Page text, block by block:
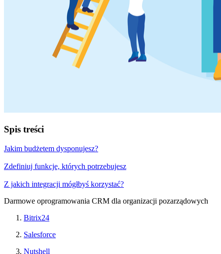
Spis treści
Jakim budżetem dysponujesz?
Zdefiniuj funkcje, których potrzebujesz
Z jakich integracji mógłbyś korzystać?
Darmowe oprogramowania CRM dla organizacji pozarządowych
Bitrix24
Salesforce
Nutshell